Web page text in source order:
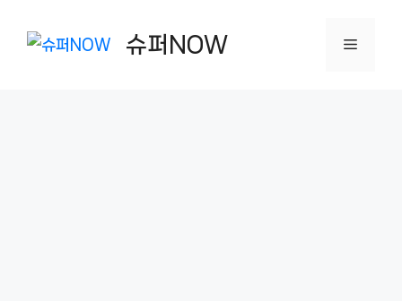
슈퍼NOW 메